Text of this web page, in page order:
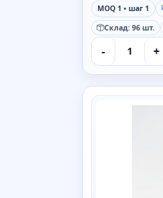
MOQ 1 • шаг 1
Склад: 96 шт.
- +
SAIMAA